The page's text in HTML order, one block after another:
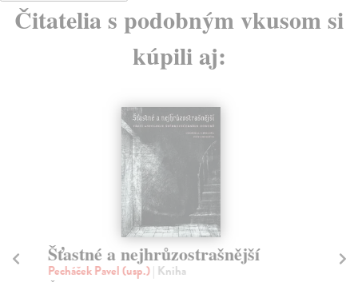
Čitatelia s podobným vkusom si
kúpili aj:
Šťastné a nejhrůzostrašnější
Pecháček Pavel (usp.)| Kniha
v